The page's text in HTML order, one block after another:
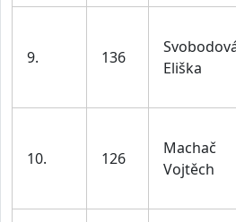
9. 136
Eliška
10. 126
Machač
Vojtěch